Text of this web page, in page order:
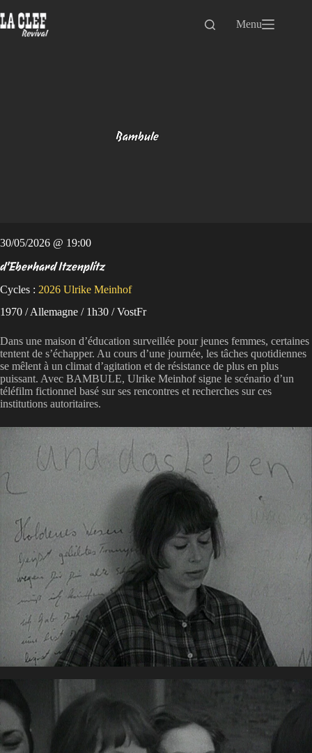
au
contenu
Menu
Bambule
30/05/2026 @ 19:00
d'Eberhard Itzenplitz
Cycles : 2026 Ulrike Meinhof
1970 / Allemagne / 1h30 / VostFr
Dans une maison d’éducation surveillée pour jeunes femmes, certaines
tentent de s’échapper. Au cours d’une journée, les tâches quotidiennes
se mêlent à un climat d’agitation et de résistance de plus en plus
puissant. Avec BAMBULE, Ulrike Meinhof signe le scénario d’un
téléfilm fictionnel basé sur ses rencontres et recherches sur ces
institutions autoritaires.